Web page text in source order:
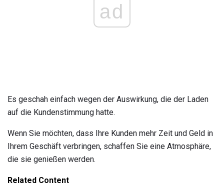
ad
Es geschah einfach wegen der Auswirkung, die der Laden
auf die Kundenstimmung hatte.
Wenn Sie möchten, dass Ihre Kunden mehr Zeit und Geld in
Ihrem Geschäft verbringen, schaffen Sie eine Atmosphäre,
die sie genießen werden.
Related Content